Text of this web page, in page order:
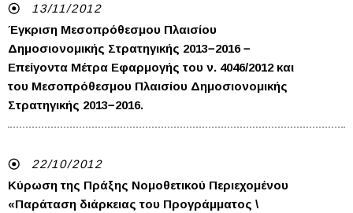
13/11/2012
Έγκριση Μεσοπρόθεσμου Πλαισίου
Δημοσιονομικής Στρατηγικής 2013−2016 −
Επείγοντα Μέτρα Εφαρμογής του ν. 4046/2012 και
του Μεσοπρόθεσμου Πλαισίου Δημοσιονομικής
Στρατηγικής 2013−2016.
22/10/2012
Κύρωση της Πράξης Νομοθετικού Περιεχομένου
«Παράταση διάρκειας του Προγράμματος \